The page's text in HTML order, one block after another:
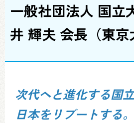
一般社団法人 国
井 輝夫 会長（東京
次代へと進化する国
日本をリブートする。